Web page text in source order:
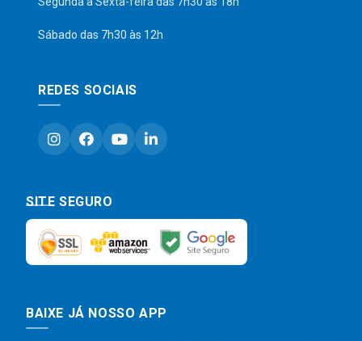
Sábado das 7h30 às 12h
REDES SOCIAIS
SITE SEGURO
BAIXE JÁ NOSSO APP